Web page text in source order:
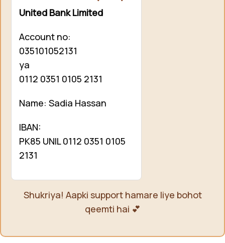
United Bank Limited
Account no:
035101052131
ya
0112 0351 0105 2131
Name: Sadia Hassan
IBAN:
PK85 UNIL 0112 0351 0105
2131
Shukriya! Aapki support hamare liye bohot
qeemti hai 💕